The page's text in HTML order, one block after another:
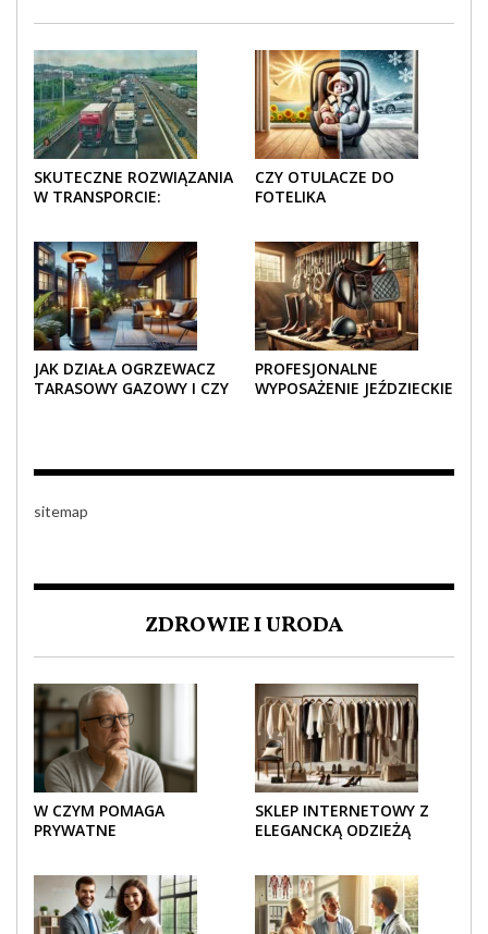
SKUTECZNE ROZWIĄZANIA
W TRANSPORCIE:
CZY OTULACZE DO
FOTELIKA
ZIMĄ?
JAK DZIAŁA OGRZEWACZ
TARASOWY GAZOWY I CZY
PROFESJONALNE
WYPOSAŻENIE JEŹDZIECKIE
sitemap
ZDROWIE I URODA
W CZYM POMAGA
PRYWATNE
SKLEP INTERNETOWY Z
ELEGANCKĄ ODZIEŻĄ